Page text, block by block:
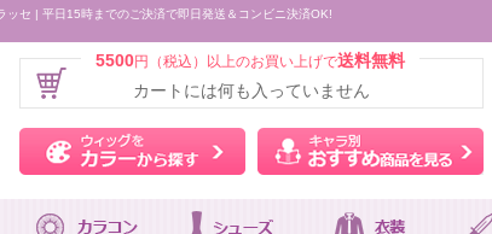
ッセ | 平日15時までのご決済で即日発送＆コンビニ決済OK!
5500円（税込）以上のお買い上げで送料無料
カートには何も入っていません
ウィッグをカラーから探す